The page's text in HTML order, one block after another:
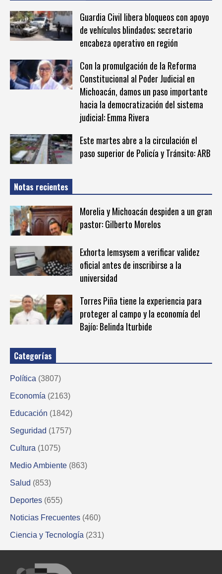
Guardia Civil libera bloqueos con apoyo
de vehículos blindados; secretario
encabeza operativo en región
Con la promulgación de la Reforma
Constitucional al Poder Judicial en
Michoacán, damos un paso importante
hacia la democratización del sistema
judicial: Emma Rivera
Este martes abre a la circulación el
paso superior de Policía y Tránsito: ARB
Notas recientes
Morelia y Michoacán despiden a un gran
pastor: Gilberto Morelos
Exhorta Iemsysem a verificar validez
oficial antes de inscribirse a la
universidad
Torres Piña tiene la experiencia para
proteger al campo y la economía del
Bajío: Belinda Iturbide
Categorías
Política (3807)
Economía (2163)
Educación (1842)
Seguridad (1757)
Cultura (1075)
Medio Ambiente (863)
Salud (853)
Deportes (655)
Noticias Frecuentes (460)
Ciencia y Tecnología (231)